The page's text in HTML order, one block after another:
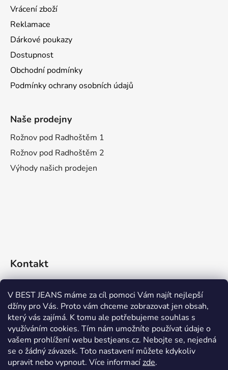
V BEST JEANS máme za cíl pomoci Vám najít nejlepší
džíny pro Vás. Proto vám chceme zobrazovat jen obsah,
který vás zajímá. K tomu ale potřebujeme souhlas s
využíváním cookies. Tím nám umožníte používat údaje o
vašem prohlížení webu bestjeans.cz. Nebojte se, nejedná
se o žádný závazek. Toto nastavení můžete kdykoliv
upravit nebo vypnout. Více informacízde.
Vrácení zboží
Reklamace
Dárkové poukazy
Dostupnost
Obchodní podmínky
Podmínky ochrany osobních údajů
Naše prodejny
Rožnov pod Radhoštěm 1
Rožnov pod Radhoštěm 2
Výhody našich prodejen
Kontakt
eshop@bestjeans.cz
+420 771 200 468
+420 771 200 468